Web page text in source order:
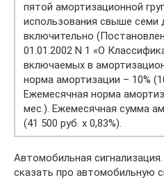
пятой амортизационной
использования свыше семи
включительно
01.01.2002 N 1 «О
включаемых в
норма амортизации – 10%
Ежемесячная норма
мес.). Ежемесячная сумма
(41 500 руб. x 0,83%).
Автомобильная
сказать про автомобильную